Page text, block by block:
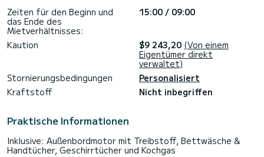
Wir laden Sie ein, direkt über die Plattform ein Angebot
anzufordern. Wir werden uns mit unseren besten Angeboten
Zeiten für den Beginn und
das Ende des
Mietverhältnisses:
15:00 / 09:00
Kaution $9 243,20 (Von einem
Eigentümer direkt
verwaltet)
Stornierungsbedingungen
Personalisiert
Kraftstoff
Nicht inbegriffen
Praktische Informationen
Inklusive: Außenbordmotor mit Treibstoff, Bettwäsche &
Handtücher, Geschirrtücher und Kochgas